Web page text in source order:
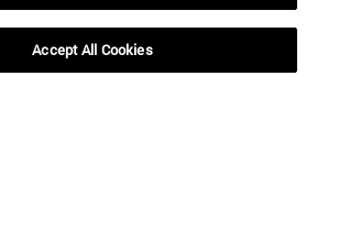
Accept All Cookies